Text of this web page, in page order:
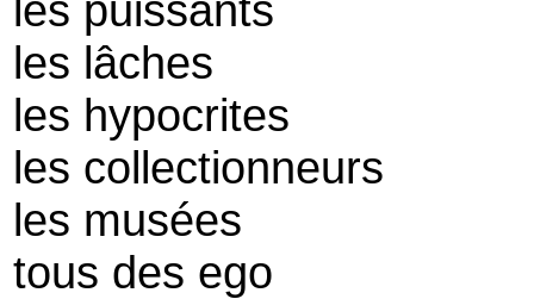
les lâches
les hypocrites
les collectionneurs
les musées
tous des ego